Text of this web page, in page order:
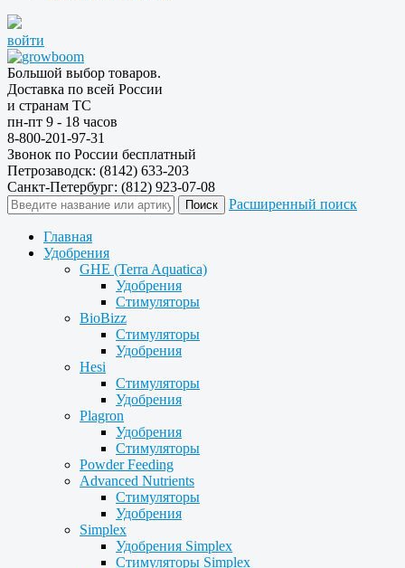
войти
Большой выбор товаров.
Доставка по всей России
и странам ТС
пн-пт 9 - 18 часов
8-800-201-97-31
Звонок по России бесплатный
Петрозаводск: (8142) 633-203
Санкт-Петербург: (812) 923-07-08
Расширенный поиск
Главная
Удобрения
GHE (Terra Aquatica)
Удобрения
Стимуляторы
BioBizz
Стимуляторы
Удобрения
Hesi
Стимуляторы
Удобрения
Plagron
Удобрения
Стимуляторы
Powder Feeding
Advanced Nutrients
Стимуляторы
Удобрения
Simplex
Удобрения Simplex
Стимуляторы Simplex